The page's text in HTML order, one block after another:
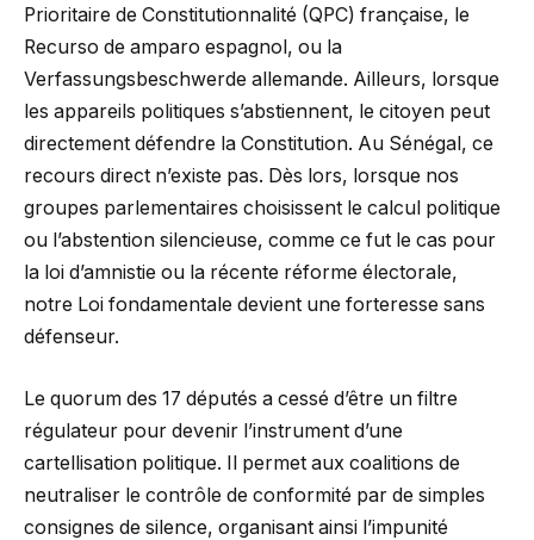
Prioritaire de Constitutionnalité (QPC) française, le
Recurso de amparo espagnol, ou la
Verfassungsbeschwerde allemande. Ailleurs, lorsque
les appareils politiques s’abstiennent, le citoyen peut
directement défendre la Constitution. Au Sénégal, ce
recours direct n’existe pas. Dès lors, lorsque nos
groupes parlementaires choisissent le calcul politique
ou l’abstention silencieuse, comme ce fut le cas pour
la loi d’amnistie ou la récente réforme électorale,
notre Loi fondamentale devient une forteresse sans
défenseur.
Le quorum des 17 députés a cessé d’être un filtre
régulateur pour devenir l’instrument d’une
cartellisation politique. Il permet aux coalitions de
neutraliser le contrôle de conformité par de simples
consignes de silence, organisant ainsi l’impunité